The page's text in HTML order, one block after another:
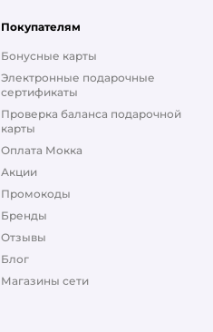
Покупателям
Бонусные карты
Электронные подарочные
сертификаты
Проверка баланса подарочной
карты
Оплата Мокка
Акции
Промокоды
Бренды
Отзывы
Блог
Магазины сети